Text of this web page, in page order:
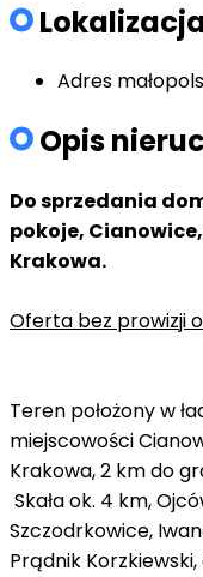
Adres
Opis
Do sprzedania
pokoje,
Krakowa.
Oferta bez prowizji
Teren położony w
miejscowości
Krakowa, 2 km do
Skała ok. 4 km,
Szczodrkowice,
Prądnik